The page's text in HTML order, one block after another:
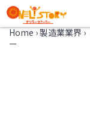
Home ›製造業業界 ›
ー